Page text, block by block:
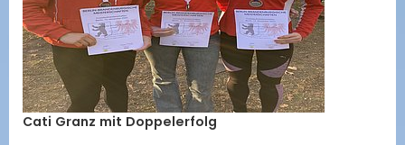
Cati Granz mit Doppelerfolg